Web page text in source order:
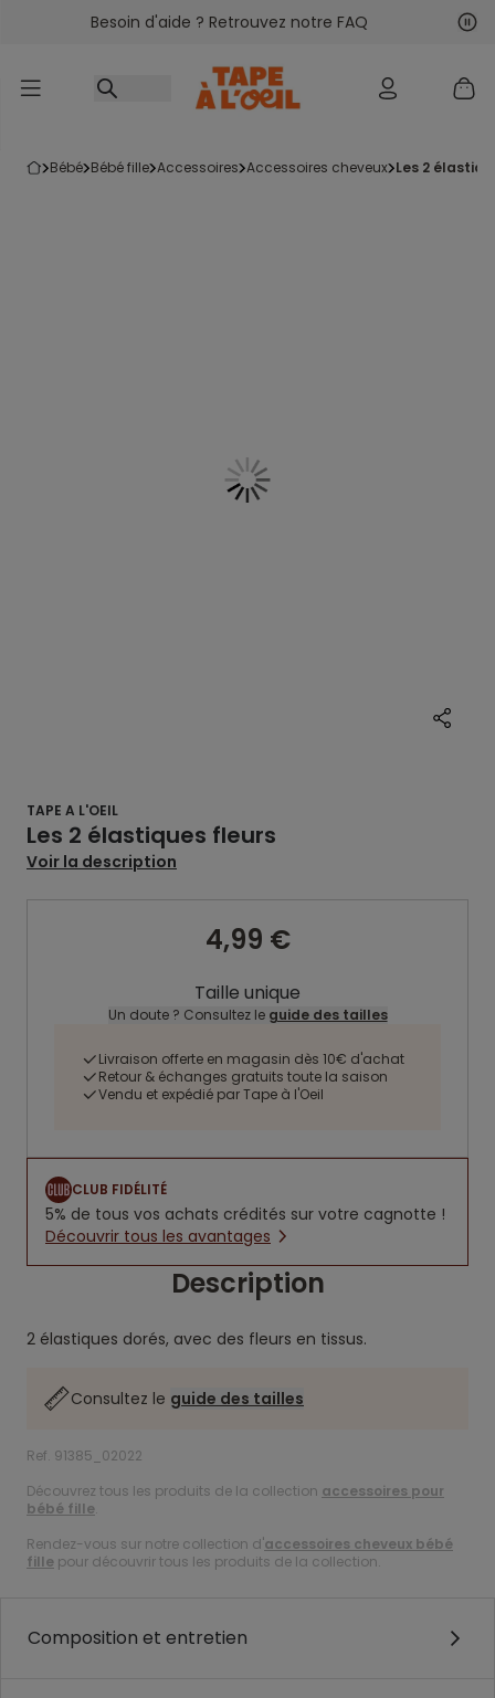
Accéder au contenu
Besoin d'aide ? Retrouvez notre FAQ
bébé bébé fille accessoires accessoires cheveux les 2
TAPE A L'OEIL
Les 2 élastiques fleurs
Voir la description
4,99 €
Taille unique
Un doute ? Consultez le guide des tailles
Livraison offerte en magasin dès 10€ d'achat
Retour & échanges gratuits toute la saison
Vendu et expédié par Tape à l'Oeil
CLUB FIDÉLITÉ
5% de tous vos achats crédités sur votre cagnotte !
Découvrir tous les avantages
Description
2 élastiques dorés, avec des fleurs en tissus.
Consultez le guide des tailles
Ref. 91385_02022
Découvrez tous les produits de la collection accessoires pour
bébé fille.
Rendez-vous sur notre collection d'accessoires cheveux bébé
fille pour découvrir tous les produits de la collection.
Composition et entretien